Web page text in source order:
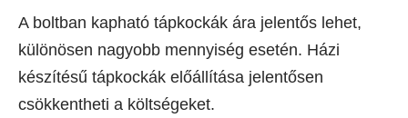
A boltban kapható tápkockák ára jelentős lehet,
különösen nagyobb mennyiség esetén. Házi
készítésű tápkockák előállítása jelentősen
csökkentheti a költségeket.